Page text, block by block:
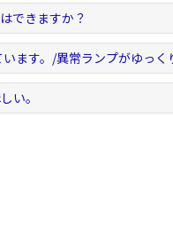
できますか？
ます。/異常ランプがゆっく
い。